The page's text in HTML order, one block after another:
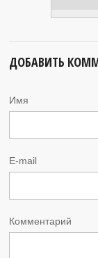
ДОБАВИТЬ
Имя
E-mail
Комментарий